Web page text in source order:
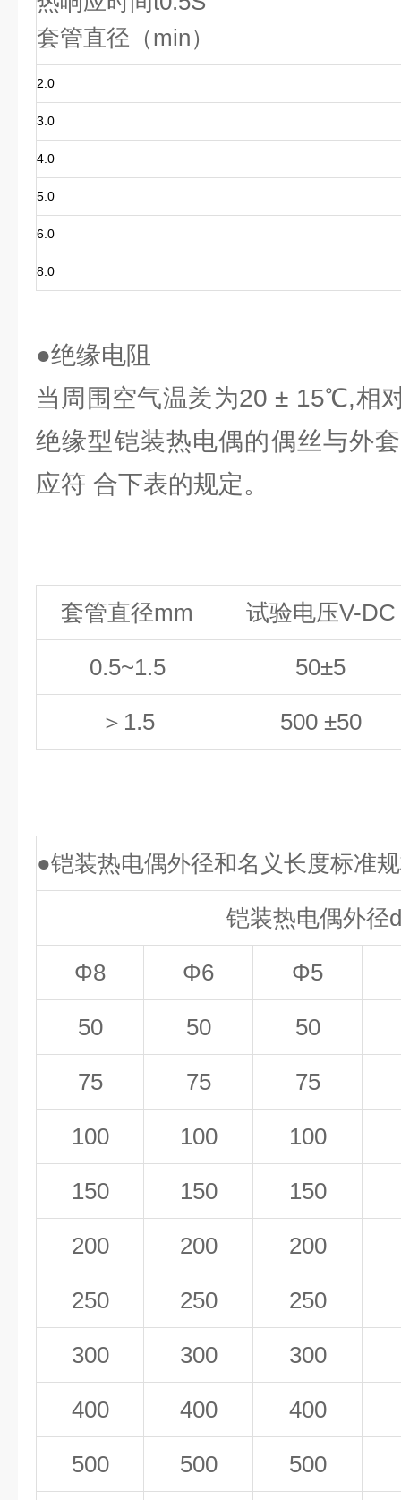
套管直径（min）
2.0
3.0
4.0
5.0
6.0
8.0
●绝缘电阻
当周围空气温羑为20 ± 15℃,相
绝缘型铠装热电偶的偶丝与外
应符 合下表的规定。
套管直径mm 试验电压V-DC
0.5~1.5 50±5
＞ 1.5 500 ±50
●铠装热电偶外径和名义长度标准
铠装热电偶外径
Φ8 Φ6 Φ5
50 50 50
75 75 75
100 100 100
150 150 150
200 200 200
250 250 250
300 300 300
400 400 400
500 500 500